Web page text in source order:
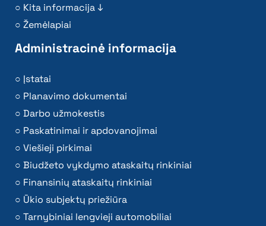
Kita informacija ↓
Žemėlapiai
Administracinė informacija
Įstatai
Planavimo dokumentai
Darbo užmokestis
Paskatinimai ir apdovanojimai
Viešieji pirkimai
Biudžeto vykdymo ataskaitų rinkiniai
Finansinių ataskaitų rinkiniai
Ūkio subjektų priežiūra
Tarnybiniai lengvieji automobiliai